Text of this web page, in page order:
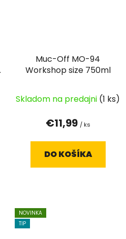
Muc-Off MO-94
Workshop size 750ml
Skladom na predajni (1 ks)
€11,99 / ks
DO KOŠÍKA
NOVINKA
TIP